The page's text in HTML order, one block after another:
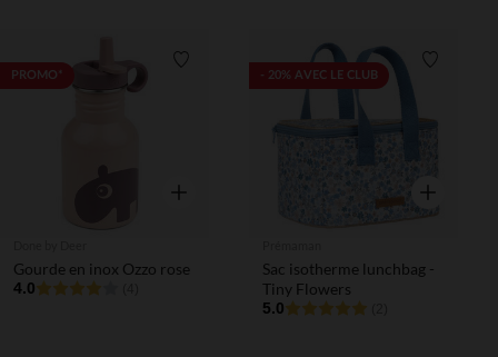
PROMO* Liste de souhaits
Aperçu rapide
Gourde en inox Ozzo rose
4.0
- 20% AVEC LE CLUB
Aperçu
Sac isotherme lunchbag -
Tiny Flowers
5.0